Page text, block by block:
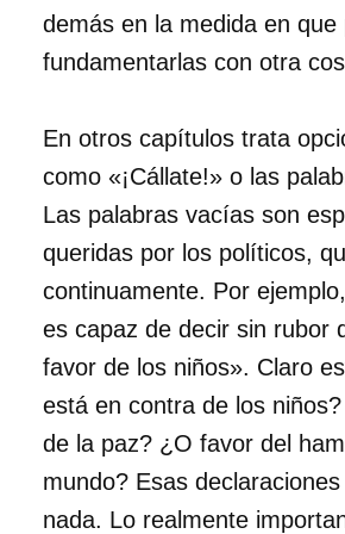
demás en la medida en que
fundamentarlas con otra
En otros capítulos trata
como «¡Cállate!» o las
Las palabras vacías son
queridas por los políticos,
continuamente. Por
es capaz de decir sin rubor
favor de los niños». Claro
está en contra de los
de la paz? ¿O favor del
mundo? Esas
nada. Lo realmente